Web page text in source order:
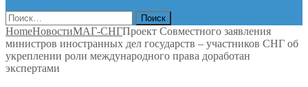
Найти:
HomeНовостиМАГ-СНГПроект Совместного заявления
министров иностранных дел государств – участников СНГ об
укреплении роли международного права доработан
экспертами